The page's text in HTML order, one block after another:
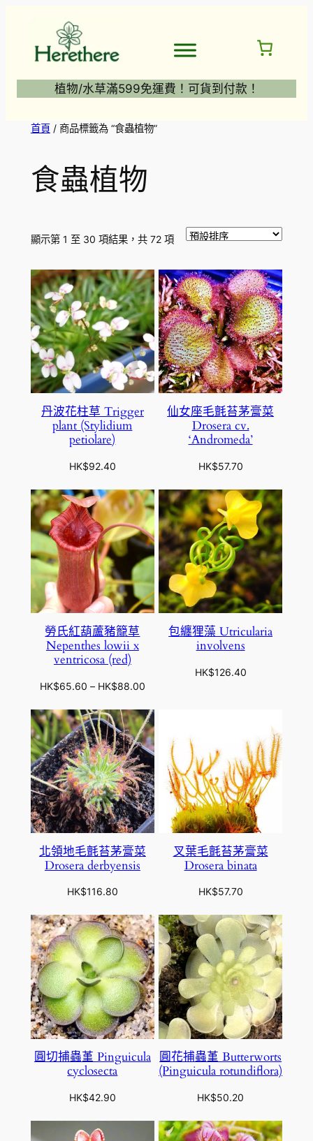
植物/水草滿599免運費！可貨到付款！
首頁/ 商品標籤為 “食蟲植物”
食蟲植物
顯示第 1 至 30 項結果，共 72 項
丹波花柱草 Trigger
plant (Stylidium
petiolare)
HK$92.40
仙女座毛氈苔茅膏菜
Drosera cv.
‘Andromeda’
HK$57.70
勞氏紅葫蘆豬籠草
Nepenthes lowii x
ventricosa (red)
HK$65.60 – HK$88.00價
範
圍
：
H
K
$
6
5
6
K
$
8
8
.
0
0
包纏狸藻 Utricularia
involvens
HK$126.40
北領地毛氈苔茅膏菜
Drosera derbyensis
HK$116.80
叉葉毛氈苔茅膏菜
Drosera binata
HK$57.70
圓切捕蟲堇 Pinguicula
cyclosecta
HK$42.90
圓花捕蟲堇 Butterworts
(Pinguicula rotundiflora)
HK$50.20